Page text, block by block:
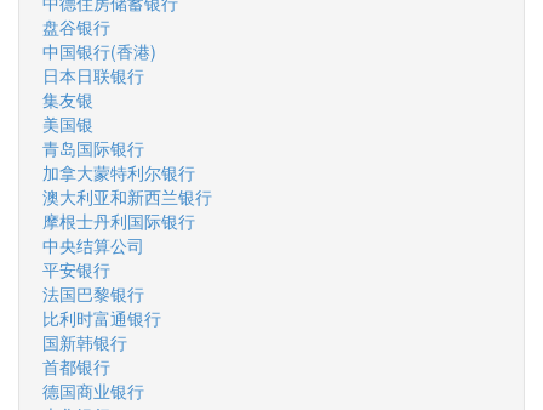
盘谷银行
中国银行(香港)
日本日联银行
集友银
美国银
青岛国际银行
加拿大蒙特利尔银行
澳大利亚和新西兰银行
摩根士丹利国际银行
中央结算公司
平安银行
法国巴黎银行
比利时富通银行
国新韩银行
首都银行
德国商业银行